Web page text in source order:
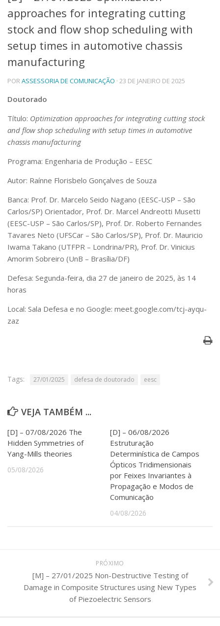
Telefones e Mapas
Pessoas
Ensino
Graduação
Pós-Graduação
Educação a distância
Cursos de Extensão
Pesquisa e Inovação
Centros, Núcleos e Projetos em Rede
Pós-doutorado
Iniciação Científica
Empresas Juniores
Extensão à Comunidade
Artes, Cultura e Esportes
Museus e Espaços Interativos
Serviços
Bibliotecas
Apoio ao Estudante
Segurança, Trânsito e Prevenção
Outros serviços
Comunicação
Assessorias e Mídias
approaches for integrating cutting
stock and flow shop scheduling with
setup times in automotive chassis
manufacturing
PORASSESSORIA DE COMUNICAÇÃO · 23 DE JANEIRO DE 2025
Doutorado
Título: Optimization approaches for integrating cutting stock
and flow shop scheduling with setup times in automotive
chassis manufacturing
Programa: Engenharia de Produção – EESC
Autor: Raínne Florisbelo Gonçalves de Souza
Banca: Prof. Dr. Marcelo Seido Nagano (EESC-USP – São
Carlos/SP) Orientador, Prof. Dr. Marcel Andreotti Musetti
(EESC-USP – São Carlos/SP), Prof. Dr. Roberto Fernandes
Tavares Neto (UFSCar – São Carlos/SP), Prof. Dr. Mauricio
Iwama Takano (UTFPR – Londrina/PR), Prof. Dr. Vinicius
Amorim Sobreiro (UnB – Brasília/DF)
Defesa: Segunda-feira, dia 27 de janeiro de 2025, às 14
horas
Local: Sala Defesa e no Google: meet.google.com/tcj-ayqu-
zaz
Tags: 27/01/2025 defesa de doutorado eesc
VEJA TAMBÉM ...
[D] – 07/08/2026 The
Hidden Symmetries of
Yang-Mills theories
05/08/2026
[D] – 06/08/2026
Estruturação
Determinística de Campos
Ópticos Tridimensionais
por Feixes Invariantes à
Propagação e Modos de
Comunicação
04/08/2026
PRÓXIMO
[M] – 27/01/2025 Non-Destructive Testing of
Damage in Composite Structures using New Types
of Piezoelectric Sensors